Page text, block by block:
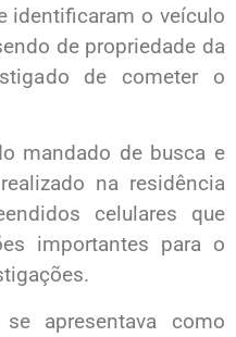
identificaram o veículo
de propriedade da
de cometer o
mandado de busca e
na residência
celulares que
importantes para o
apresentava como